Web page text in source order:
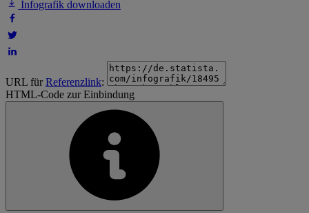
Infografik downloaden
URL fürReferenzlink:
HTML-Code zur Einbindung